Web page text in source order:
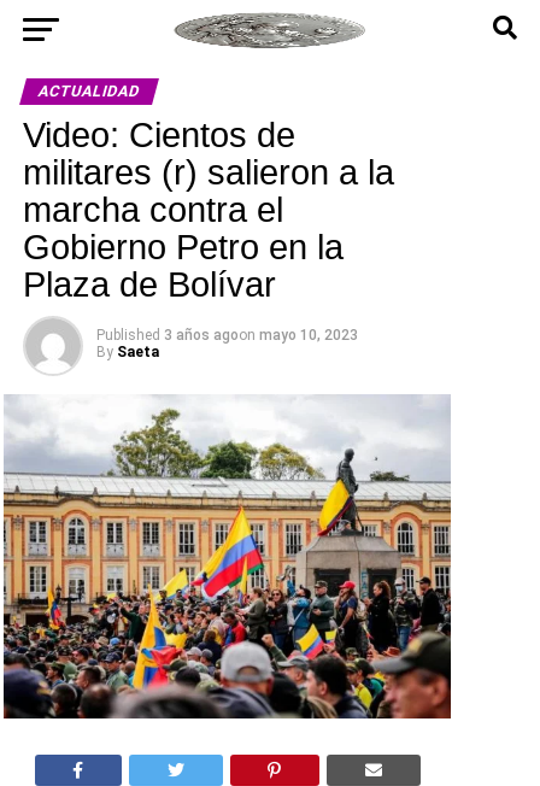
ACTUALIDAD
Video: Cientos de
militares (r) salieron a la
marcha contra el
Gobierno Petro en la
Plaza de Bolívar
Published 3 años agoon mayo 10, 2023
By Saeta